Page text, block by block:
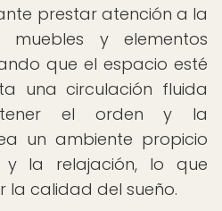
prestar atención a la
muebles y elementos
que el espacio esté
una circulación fluida
el orden y la
un ambiente propicio
la relajación, lo que
la calidad del sueño.